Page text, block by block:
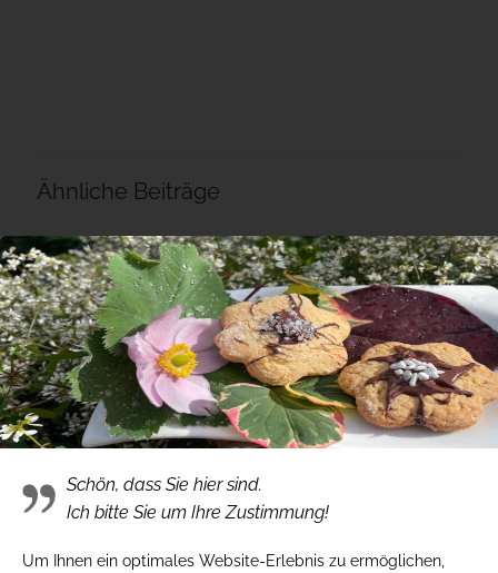
Ähnliche Beiträge
Girls! Girls! Girls!
Schön, dass Sie hier sind.
Ich bitte Sie um Ihre Zustimmung!
Um Ihnen ein optimales Website-Erlebnis zu ermöglichen,